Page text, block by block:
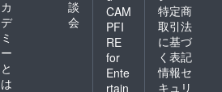
カ
デ
ミ
ー
と
は
談
会
CAM
PFI
RE
for
Ente
rtain
特定商
取引法
に基づ
く表記
情報セ
キュリ